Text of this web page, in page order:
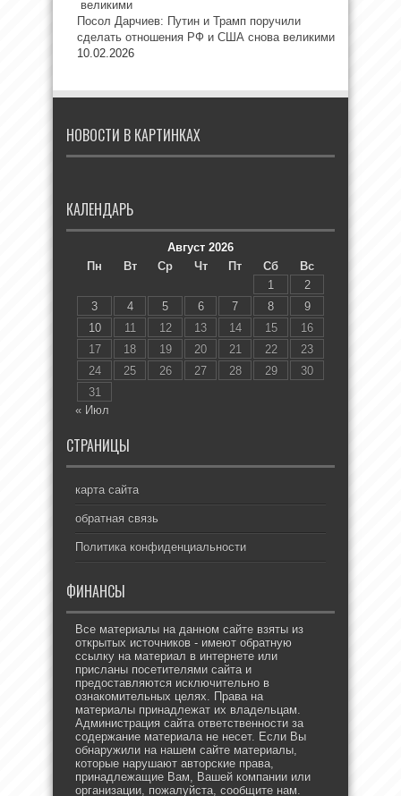
Посол Дарчиев: Путин и Трамп поручили
сделать отношения РФ и США снова великими
10.02.2026
НОВОСТИ В КАРТИНКАХ
КАЛЕНДАРЬ
Август 2026
Пн
Вт Ср Чт Пт Сб
Вс
1
2
3
4 5 6 7 8
9
10
11 12 13 14 15
16
17
18 19 20 21 22
23
24
25 26 27 28 29
30
31
« Июл
СТРАНИЦЫ
карта сайта
обратная связь
Политика конфиденциальности
ФИНАНСЫ
Все материалы на данном сайте взяты из
открытых источников - имеют обратную
ссылку на материал в интернете или
присланы посетителями сайта и
предоставляются исключительно в
ознакомительных целях. Права на
материалы принадлежат их владельцам.
Администрация сайта ответственности за
содержание материала не несет. Если Вы
обнаружили на нашем сайте материалы,
которые нарушают авторские права,
принадлежащие Вам, Вашей компании или
организации, пожалуйста, сообщите нам.